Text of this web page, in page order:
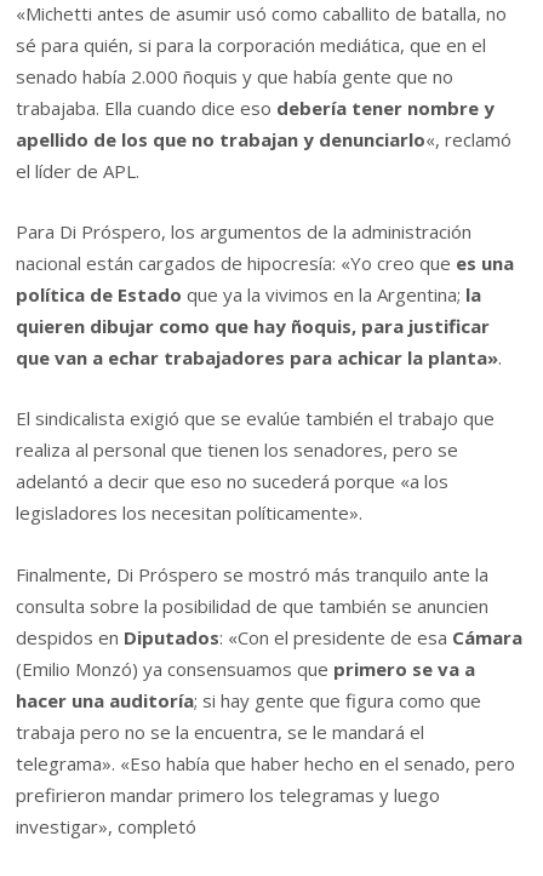
«Michetti antes de asumir usó como caballito de batalla, no
sé para quién, si para la corporación mediática, que en el
senado había 2.000 ñoquis y que había gente que no
trabajaba. Ella cuando dice eso debería tener nombre y
apellido de los que no trabajan y denunciarlo«, reclamó
el líder de APL.
Para Di Próspero, los argumentos de la administración
nacional están cargados de hipocresía: «Yo creo que es una
política de Estadoque ya la vivimos en la Argentina; la
quieren dibujar como que hay ñoquis, para justificar
que van a echar trabajadores para achicar la planta».
El sindicalista exigió que se evalúe también el trabajo que
realiza al personal que tienen los senadores, pero se
adelantó a decir que eso no sucederá porque «a los
legisladores los necesitan políticamente».
Finalmente, Di Próspero se mostró más tranquilo ante la
consulta sobre la posibilidad de que también se anuncien
despidos en Diputados: «Con el presidente de esa Cámara
(Emilio Monzó) ya consensuamos que primero se va a
hacer una auditoría; si hay gente que figura como que
trabaja pero no se la encuentra, se le mandará el
telegrama». «Eso había que haber hecho en el senado, pero
prefirieron mandar primero los telegramas y luego
investigar», completó